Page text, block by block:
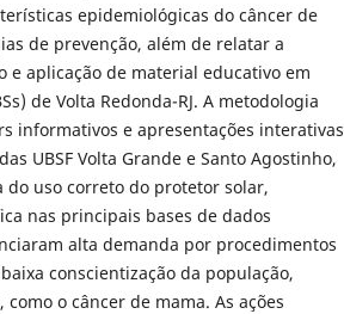
epidemiológicas do câncer de
de prevenção, além de relatar a
e aplicação de material educativo em
de Volta Redonda-RJ. A metodologia
informativos e apresentações interativas
UBSF Volta Grande e Santo Agostinho,
uso correto do protetor solar,
nas principais bases de dados
alta demanda por procedimentos
conscientização da população,
o câncer de mama. As ações